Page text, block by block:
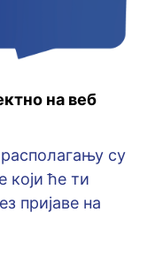
на веб
су
кojи ћe ти
приjaвe нa